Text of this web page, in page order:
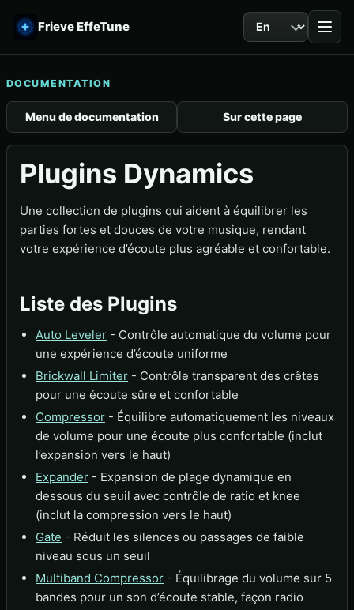
Frieve EffeTune Langue
DOCUMENTATION
Menu de documentation Sur cette page
Plugins Dynamics
Une collection de plugins qui aident à équilibrer les
parties fortes et douces de votre musique, rendant
votre expérience d’écoute plus agréable et confortable.
Liste des Plugins
Auto Leveler - Contrôle automatique du volume pour
une expérience d’écoute uniforme
Brickwall Limiter - Contrôle transparent des crêtes
pour une écoute sûre et confortable
Compressor - Équilibre automatiquement les niveaux
de volume pour une écoute plus confortable (inclut
l’expansion vers le haut)
Expander - Expansion de plage dynamique en
dessous du seuil avec contrôle de ratio et knee
(inclut la compression vers le haut)
Gate - Réduit les silences ou passages de faible
niveau sous un seuil
Multiband Compressor - Équilibrage du volume sur 5
bandes pour un son d’écoute stable, façon radio